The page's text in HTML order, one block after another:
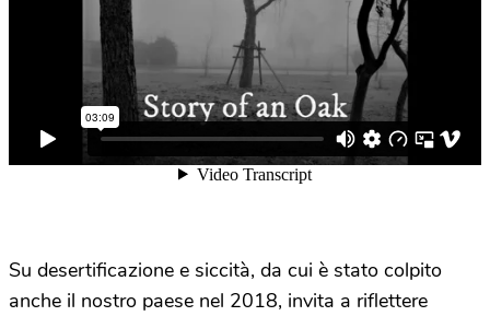
Su desertificazione e siccità, da cui è stato colpito
anche il nostro paese nel 2018, invita a riflettere